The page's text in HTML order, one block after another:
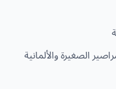
الصغيرة والألمانية